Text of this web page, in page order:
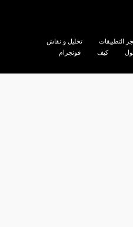
التطبيقات
تحليل و نقاش
كيف فونجرام